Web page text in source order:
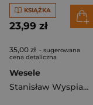
KSIĄŻKA
23,99 zł
35,00 zł - sugerowana
cena detaliczna
Wesele
Stanisław Wyspiański